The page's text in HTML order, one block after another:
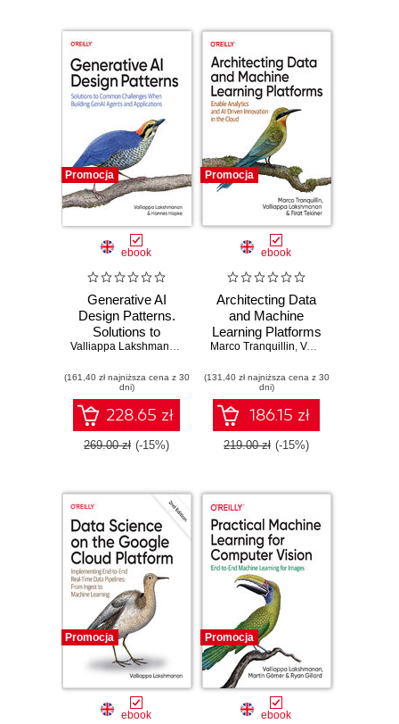
Promocja
ebook
Generative AI
Design Patterns.
Solutions to
Common
Building GenAI
Agents and
Applications
Valliappa Lakshmanan Hannes Hapke
(161,40 zł najniższa cena z 30
dni)
228.65 zł
269.00 zł (-15%)
Promocja
ebook
Architecting Data
and Machine
Learning Platforms
Marco Tranquillin, Valliappa Lakshmanan
(131,40 zł najniższa cena z 30
dni)
186.15 zł
219.00 zł (-15%)
Promocja
ebook
Promocja
ebook